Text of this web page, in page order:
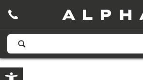
פתח